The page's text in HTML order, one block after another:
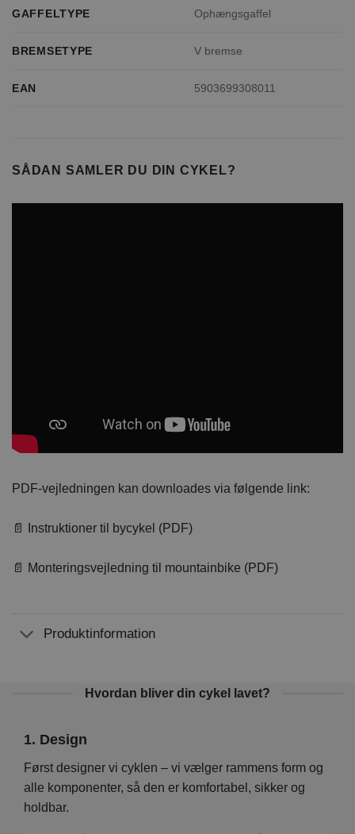
GAFFELTYPE Ophængsgaffel
BREMSETYPE V bremse
EAN 5903699308011
SÅDAN SAMLER DU DIN CYKEL?
PDF-vejledningen kan downloades via følgende link:
📄 Instruktioner til bycykel (PDF)
📄 Monteringsvejledning til mountainbike (PDF)
Produktinformation
Hvordan bliver din cykel lavet?
1. Design
Først designer vi cyklen – vi vælger rammens form og
alle komponenter, så den er komfortabel, sikker og
holdbar.